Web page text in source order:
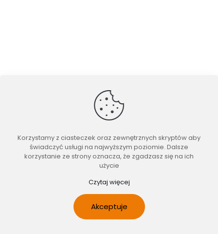
Korzystamy z ciasteczek oraz zewnętrznych skryptów aby
świadczyć usługi na najwyższym poziomie. Dalsze
korzystanie ze strony oznacza, że zgadzasz się na ich
użycie
Czytaj więcej
Akceptuje